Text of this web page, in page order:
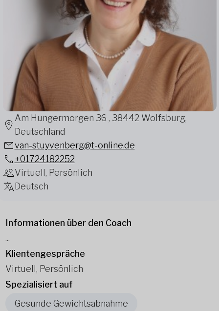
Am Hungermorgen 36 , 38442 Wolfsburg,
Deutschland
van-stuyvenberg@t-online.de
+01724182252
Virtuell, Persönlich
Deutsch
Informationen über den Coach
...
Klientengespräche
Virtuell, Persönlich
Spezialisiert auf
Gesunde Gewichtsabnahme